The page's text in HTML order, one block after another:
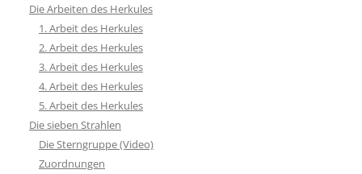
Die Arbeiten des Herkules
1. Arbeit des Herkules
2. Arbeit des Herkules
3. Arbeit des Herkules
4. Arbeit des Herkules
5. Arbeit des Herkules
Die sieben Strahlen
Die Sterngruppe (Video)
Zuordnungen